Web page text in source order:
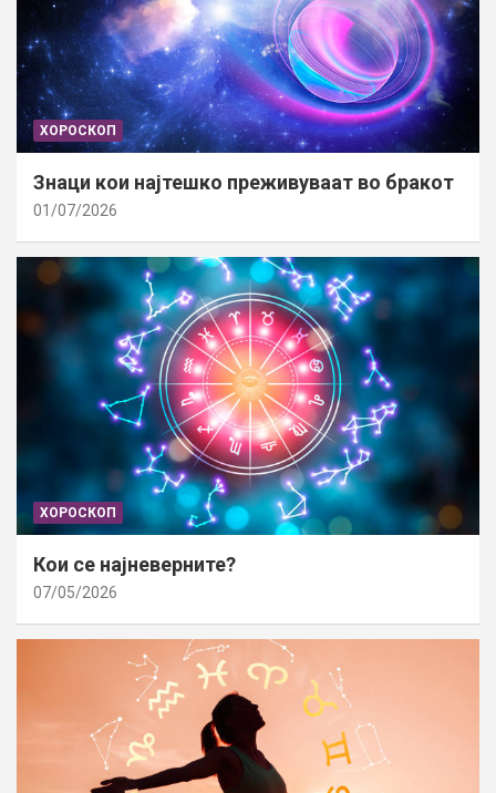
ХОРОСКОП
Знаци кои најтешко преживуваат во бракот
01/07/2026
ХОРОСКОП
Кои се најневерните?
07/05/2026